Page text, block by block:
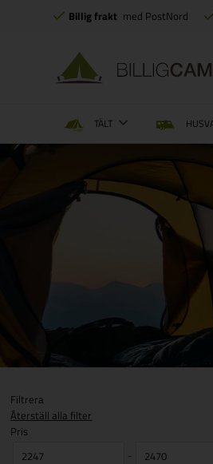
Billig frakt med PostNord
TÄLT
Filtrera
Återställ alla filter
Pris
-